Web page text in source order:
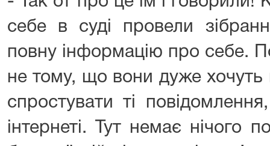
себе в суді провели
повну інформацію про себе.
не тому, що вони дуже хочуть
спростувати ті
інтернеті. Тут немає нічого